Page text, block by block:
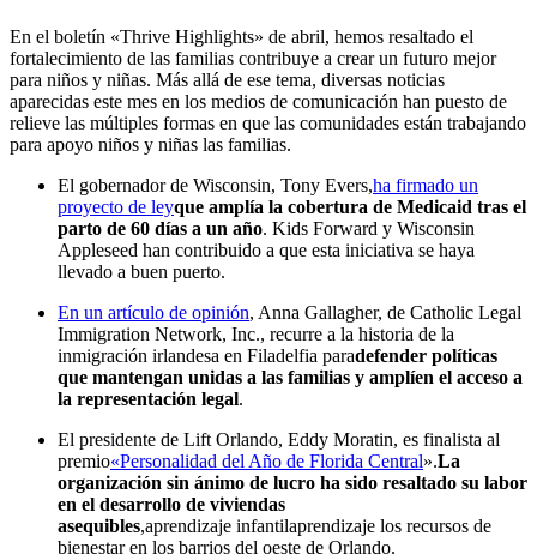
En el boletín «Thrive Highlights» de abril, hemos resaltado el
fortalecimiento de las familias contribuye a crear un futuro mejor
para niños y niñas. Más allá de ese tema, diversas noticias
aparecidas este mes en los medios de comunicación han puesto de
relieve las múltiples formas en que las comunidades están trabajando
para apoyo niños y niñas las familias.
El gobernador de Wisconsin, Tony Evers,ha firmado un
proyecto de leyque amplía la cobertura de Medicaid tras el
parto de 60 días a un año. Kids Forward y Wisconsin
Appleseed han contribuido a que esta iniciativa se haya
llevado a buen puerto.
En un artículo de opinión, Anna Gallagher, de Catholic Legal
Immigration Network, Inc., recurre a la historia de la
inmigración irlandesa en Filadelfia paradefender políticas
que mantengan unidas a las familias y amplíen el acceso a
la representación legal.
El presidente de Lift Orlando, Eddy Moratin, es finalista al
premio«Personalidad del Año de Florida Central».La
organización sin ánimo de lucro ha sido resaltado su labor
en el desarrollo de viviendas
asequibles,aprendizaje infantilaprendizaje los recursos de
bienestar en los barrios del oeste de Orlando.